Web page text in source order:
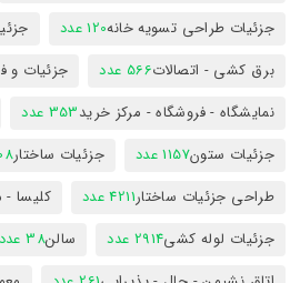
جزئیات طراحی تسویه خانه120 عدد
برق کشی - اتصالات566 عدد جزئیات و
نمایشگاه - فروشگاه - مرکز خرید353 عدد
جزئیات ستون1157 عدد جزئیات ساختار
طراحی جزئیات ساختار4211 عدد کلیسا
جزئیات لوله کشی2914 عدد سالن38 عدد